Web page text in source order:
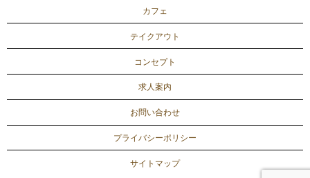
カフェ
テイクアウト
コンセプト
求人案内
お問い合わせ
プライバシーポリシー
サイトマップ